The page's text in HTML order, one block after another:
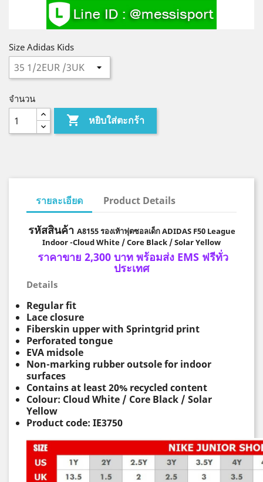
Size Adidas Kids
จำนวน
 หยิบใส่ตะกร้า
รายละเอียด Product Details
รหัสสินค้า A8155 รองเท้าฟุตซอลเด็ก ADIDAS F50 League
Indoor -Cloud White / Core Black / Solar Yellow
ราคาขาย 2,300 บาท พร้อมส่ง EMS ฟรีทั่ว
ประเทศ
Details
Regular fit
Lace closure
Fiberskin upper with Sprintgrid print
Perforated tongue
EVA midsole
Non-marking rubber outsole for indoor
surfaces
Contains at least 20% recycled content
Colour: Cloud White / Core Black / Solar
Yellow
Product code: IE3750